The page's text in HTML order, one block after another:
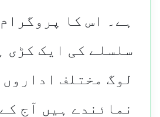
ہے۔ اس کا
سلسلے کی ایک کڑی
لوگ مختلف اداروں
نمائندے ہیں آج